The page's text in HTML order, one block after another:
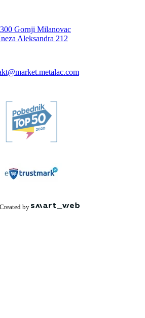
Gornji Milanovac
Aleksandra 212
by